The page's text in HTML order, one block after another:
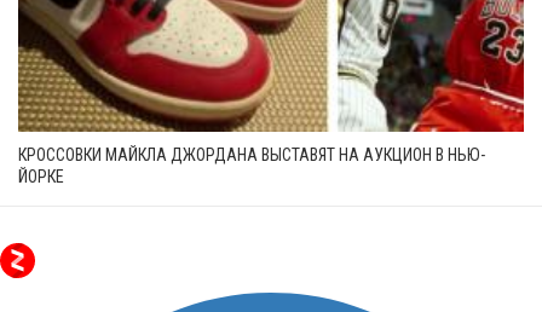
КРОССОВКИ МАЙКЛА ДЖОРДАНА ВЫСТАВЯТ НА АУКЦИОН В НЬЮ-
ЙОРКЕ